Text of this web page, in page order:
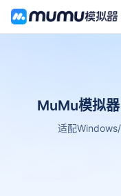
MuMu模拟器
适配